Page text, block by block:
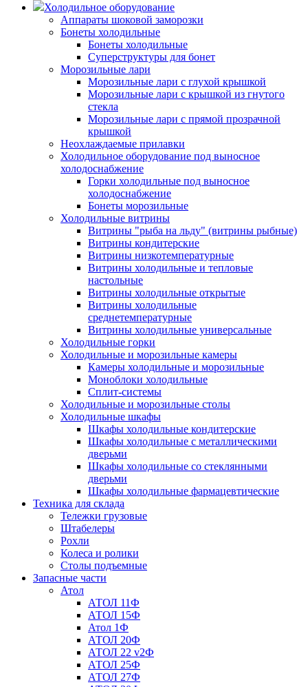
Холодильное оборудование
Аппараты шоковой заморозки
Бонеты холодильные
Бонеты холодильные
Суперструктуры для бонет
Морозильные лари
Морозильные лари с глухой крышкой
Морозильные лари с крышкой из гнутого
стекла
Морозильные лари с прямой прозрачной
крышкой
Неохлаждаемые прилавки
Холодильное оборудование под выносное
холодоснабжение
Горки холодильные под выносное
холодоснабжение
Бонеты морозильные
Холодильные витрины
Витрины "рыба на льду" (витрины рыбные)
Витрины кондитерские
Витрины низкотемпературные
Витрины холодильные и тепловые
настольные
Витрины холодильные открытые
Витрины холодильные
среднетемпературные
Витрины холодильные универсальные
Холодильные горки
Холодильные и морозильные камеры
Камеры холодильные и морозильные
Моноблоки холодильные
Сплит-системы
Холодильные и морозильные столы
Холодильные шкафы
Шкафы холодильные кондитерские
Шкафы холодильные с металлическими
дверьми
Шкафы холодильные со стеклянными
дверьми
Шкафы холодильные фармацевтические
Техника для склада
Тележки грузовые
Штабелеры
Рохли
Колеса и ролики
Столы подъемные
Запасные части
Атол
АТОЛ 11Ф
АТОЛ 15Ф
Атол 1Ф
АТОЛ 20Ф
АТОЛ 22 v2Ф
АТОЛ 25Ф
АТОЛ 27Ф